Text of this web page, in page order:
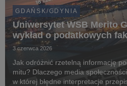
GDAŃSK/GDYNIA
Uniwersytet WSB Merito
wykład o podatkowych
3 czerwca 2026
Jak odróżnić rzetelną informację
mitu? Dlaczego media
w której błędne interpretacje